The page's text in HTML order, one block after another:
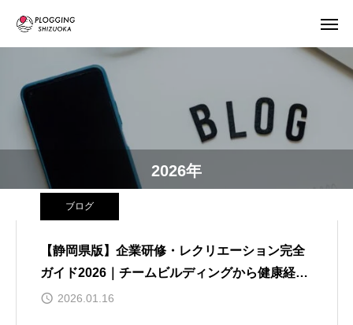
2026年
ブログ
【静岡県版】企業研修・レクリエーション完全
ガイド2026｜チームビルディングから健康経営
まで徹底比較
2026.01.16